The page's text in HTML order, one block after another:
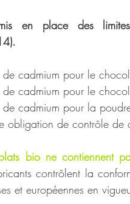
en place des
cadmium pour le
cadmium pour le
cadmium pour la
obligation de contrôle de
bio ne contiennent
contrôlent la
et européennes en